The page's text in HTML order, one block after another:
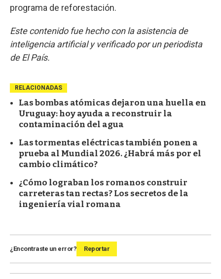
programa de reforestación.
Este contenido fue hecho con la asistencia de
inteligencia artificial y verificado por un periodista
de El País.
RELACIONADAS
Las bombas atómicas dejaron una huella en
Uruguay: hoy ayuda a reconstruir la
contaminación del agua
Las tormentas eléctricas también ponen a
prueba al Mundial 2026. ¿Habrá más por el
cambio climático?
¿Cómo lograban los romanos construir
carreteras tan rectas? Los secretos de la
ingeniería vial romana
¿Encontraste un error? Reportar